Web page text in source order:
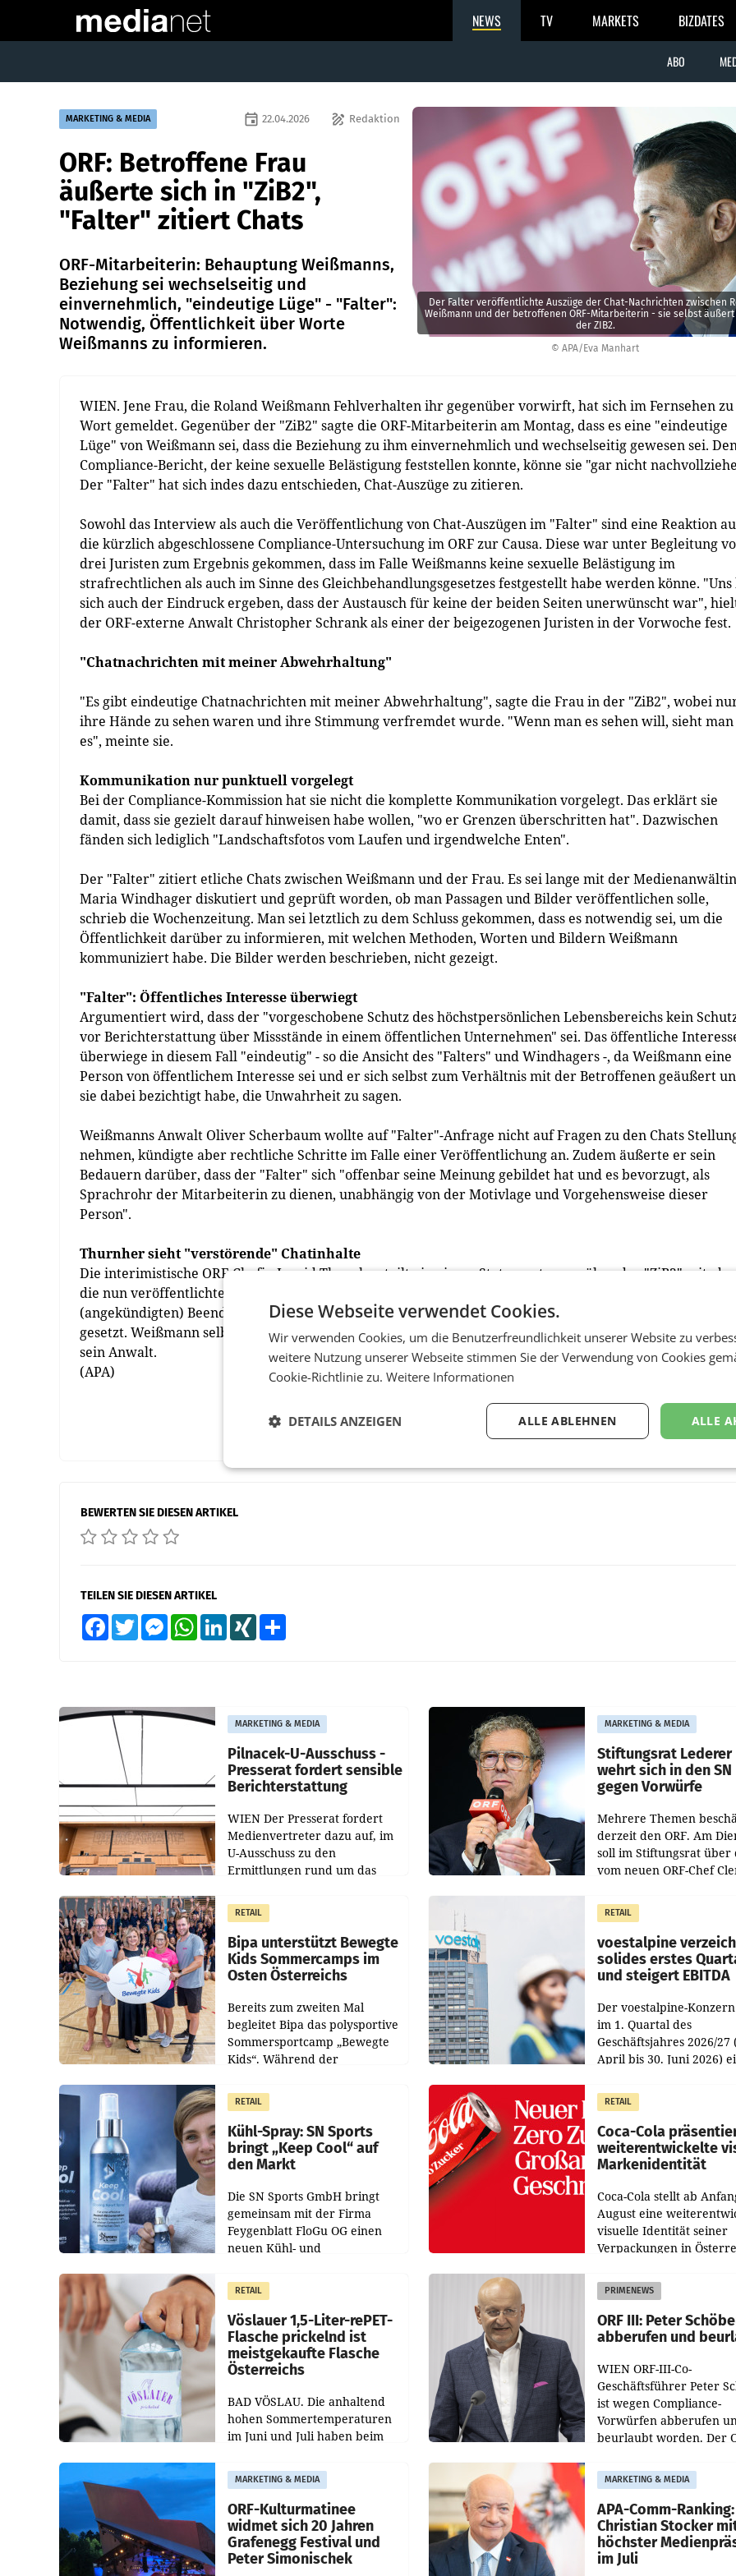
NEWS TV MARKETS BIZDATES
ABO
© APA/Eva Manhart
Der Falter veröffentlichte Auszüge der Chat-Nachrichten zwischen
Weißmann und der betroffenen ORF-Mitarbeiterin - sie selbst äußert
der ZIB2.
MARKETING & MEDIA draw Redaktion
event 22.04.2026
ORF: Betroffene Frau
äußerte sich in "ZiB2",
"Falter" zitiert Chats
ORF-Mitarbeiterin: Behauptung Weißmanns,
Beziehung sei wechselseitig und
einvernehmlich, "eindeutige Lüge" - "Falter":
Notwendig, Öffentlichkeit über Worte
Weißmanns zu informieren.
WIEN. Jene Frau, die Roland Weißmann Fehlverhalten ihr gegenüber vorwirft, hat sich im Fernsehen zu
Wort gemeldet. Gegenüber der "ZiB2" sagte die ORF-Mitarbeiterin am Montag, dass es eine "eindeutige
Lüge" von Weißmann sei, dass die Beziehung zu ihm einvernehmlich und wechselseitig gewesen sei.
Compliance-Bericht, der keine sexuelle Belästigung feststellen konnte, könne sie "gar nicht
Der "Falter" hat sich indes dazu entschieden, Chat-Auszüge zu zitieren.
Sowohl das Interview als auch die Veröffentlichung von Chat-Auszügen im "Falter" sind eine Reaktion
die kürzlich abgeschlossene Compliance-Untersuchung im ORF zur Causa. Diese war unter Begleitung
drei Juristen zum Ergebnis gekommen, dass im Falle Weißmanns keine sexuelle Belästigung im
strafrechtlichen als auch im Sinne des Gleichbehandlungsgesetzes festgestellt habe werden könne. "Uns
sich auch der Eindruck ergeben, dass der Austausch für keine der beiden Seiten unerwünscht war",
der ORF-externe Anwalt Christopher Schrank als einer der beigezogenen Juristen in der Vorwoche fest.
"Chatnachrichten mit meiner Abwehrhaltung"
"Es gibt eindeutige Chatnachrichten mit meiner Abwehrhaltung", sagte die Frau in der "ZiB2", wobei
ihre Hände zu sehen waren und ihre Stimmung verfremdet wurde. "Wenn man es sehen will, sieht man
es", meinte sie.
Kommunikation nur punktuell vorgelegt
Bei der Compliance-Kommission hat sie nicht die komplette Kommunikation vorgelegt. Das erklärt sie
damit, dass sie gezielt darauf hinweisen habe wollen, "wo er Grenzen überschritten hat". Dazwischen
fänden sich lediglich "Landschaftsfotos vom Laufen und irgendwelche Enten".
Der "Falter" zitiert etliche Chats zwischen Weißmann und der Frau. Es sei lange mit der Medienanwältin
Maria Windhager diskutiert und geprüft worden, ob man Passagen und Bilder veröffentlichen solle,
schrieb die Wochenzeitung. Man sei letztlich zu dem Schluss gekommen, dass es notwendig sei, um die
Öffentlichkeit darüber zu informieren, mit welchen Methoden, Worten und Bildern Weißmann
kommuniziert habe. Die Bilder werden beschrieben, nicht gezeigt.
"Falter": Öffentliches Interesse überwiegt
Argumentiert wird, dass der "vorgeschobene Schutz des höchstpersönlichen Lebensbereichs kein
vor Berichterstattung über Missstände in einem öffentlichen Unternehmen" sei. Das öffentliche
überwiege in diesem Fall "eindeutig" - so die Ansicht des "Falters" und Windhagers -, da Weißmann eine
Person von öffentlichem Interesse sei und er sich selbst zum Verhältnis mit der Betroffenen geäußert
sie dabei bezichtigt habe, die Unwahrheit zu sagen.
Weißmanns Anwalt Oliver Scherbaum wollte auf "Falter"-Anfrage nicht auf Fragen zu den Chats
nehmen, kündigte aber rechtliche Schritte im Falle einer Veröffentlichung an. Zudem äußerte er sein
Bedauern darüber, dass der "Falter" sich "offenbar seine Meinung gebildet hat und es bevorzugt, als
Sprachrohr der Mitarbeiterin zu dienen, unabhängig von der Motivlage und Vorgehensweise dieser
Person".
Thurnher sieht "verstörende" Chatinhalte
Die interimistische ORF-Chefin Ingrid Thurnher teilte in einem Statement gegenüber der "ZiB2" mit,
die nun veröffentlichten Chatinhalte "verstörend, schockierend und inakzeptabel" seien. Mit der
(angekündigten) Beendigung des Dienstverhältnisses von Weißmann habe man den richtigen Schritt
gesetzt. Weißmann selbst will gegen seine Kündigung vorgehen. Es liege eine "Motivkündigung" vor,
sein Anwalt.
(APA)
BEWERTEN SIE DIESEN ARTIKEL
TEILEN SIE DIESEN ARTIKEL
FacebookTwitter MessengerWhatsAppLinkedInXING
MARKETING & MEDIA
Pilnacek-U-Ausschuss -
Presserat fordert sensible
Berichterstattung
WIEN Der Presserat fordert
Medienvertreter dazu auf, im
U-Ausschuss zu den
Ermittlungen rund um das
im Justizministerium, Christian
Pilnacek, auf sensible
MARKETING & MEDIA
Stiftungsrat Lederer
wehrt sich in den SN
gegen Vorwürfe
Mehrere Themen
derzeit den ORF. Am
soll im Stiftungsrat über
vom neuen ORF-Chef
Besetzungen für die
Direktionen abgestimmt
werden.
RETAIL
Bipa unterstützt Bewegte
Kids Sommercamps im
Osten Österreichs
Bereits zum zweiten Mal
begleitet Bipa das polysportive
Sommersportcamp „Bewegte
Kids“. Während der
Juli und August versorgt das
Unternehmen Kinder sowie
RETAIL
voestalpine
solides erstes
und steigert EBITDA
Der voestalpine-
im 1. Quartal des
Geschäftsjahres 2026/27
April bis 30. Juni 2026)
Der Umsatz stieg im
zur Vorjahresperiode
RETAIL
Kühl-Spray: SN Sports
bringt „Keep Cool“ auf
den Markt
Die SN Sports GmbH bringt
gemeinsam mit der Firma
Feygenblatt FloGu OG einen
neuen Kühl- und
Markt. Das Produkt namens
„Keep Cool“ ist zu 100 Prozent
RETAIL
Coca-Cola
weiterentwickelte
Markenidentität
Coca-Cola stellt ab
August eine
visuelle Identität seiner
Verpackungen in
Redesigns stehen zentrale
Gestaltungselemente
RETAIL
Vöslauer 1,5-Liter-rePET-
Flasche prickelnd ist
meistgekaufte Flasche
Österreichs
BAD VÖSLAU. Die anhaltend
hohen Sommertemperaturen
im Juni und Juli haben beim
Getränkehersteller Vöslauer zu
deutlichen Absatzzuwächsen
geführt. Während
PRIMENEWS
ORF III: Peter
abberufen und
WIEN ORF-III-Co-
Geschäftsführer Peter
ist wegen Compliance-
Vorwürfen abberufen
beurlaubt worden. Der
entsprechende
Medienberichte.
MARKETING & MEDIA
ORF-Kulturmatinee
widmet sich 20 Jahren
Grafenegg Festival und
Peter Simonischek
MARKETING & MEDIA
APA-Comm-Ranking:
Christian Stocker
höchster
im Juli
Diese Webseite verwendet Cookies.
Wir verwenden Cookies, um die Benutzerfreundlichkeit unserer Website zu
weitere Nutzung unserer Webseite stimmen Sie der Verwendung von Cookies
Cookie-Richtlinie zu. Weitere Informationen
ALLE
ALLE ABLEHNEN
DETAILS ANZEIGEN